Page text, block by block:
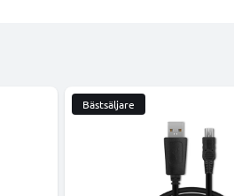
Bästsäljare